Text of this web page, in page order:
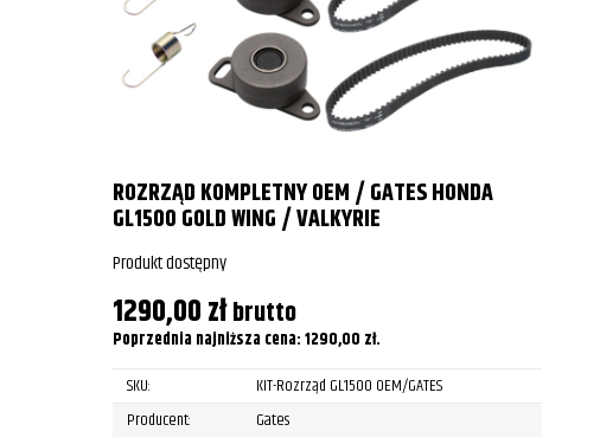
ROZRZĄD KOMPLETNY OEM / GATES HONDA
GL1500 GOLD WING / VALKYRIE
Produkt dostępny
1290,00złbrutto
Poprzednia najniższa cena:1290,00 zł.
SKU:
KIT-Rozrząd GL1500 OEM/GATES
Producent:
Gates